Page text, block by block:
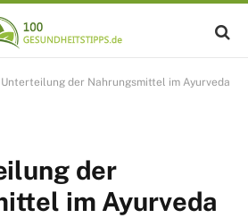
Unterteilung der Nahrungsmittel im Ayurveda
der
im Ayurveda